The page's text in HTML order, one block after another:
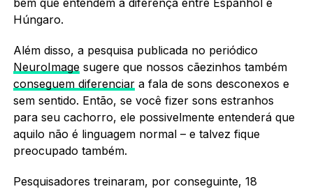
Húngaro.
Além disso, a pesquisa publicada no periódico
NeuroImagesugere que nossos cãezinhos também
conseguem diferenciara fala de sons desconexos e
sem sentido. Então, se você fizer sons estranhos
para seu cachorro, ele possivelmente entenderá que
aquilo não é linguagem normal – e talvez fique
preocupado também.
Pesquisadores treinaram, por conseguinte, 18